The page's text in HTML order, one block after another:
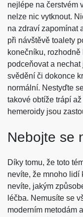
nejlépe na čerstvém
nelze nic vytknout.
na zdraví zapomínat
při návštěvě toalety
konečníku,
podceňovat a
svědění či dokonce
normální. Nestyďte
takové obtíže trápí
hemeroidy jsou
Nebojte se
Díky tomu, že toto
nevíte, že mnoho lidí
nevíte, jakým
léčba. Nemusíte se
moderním metodám